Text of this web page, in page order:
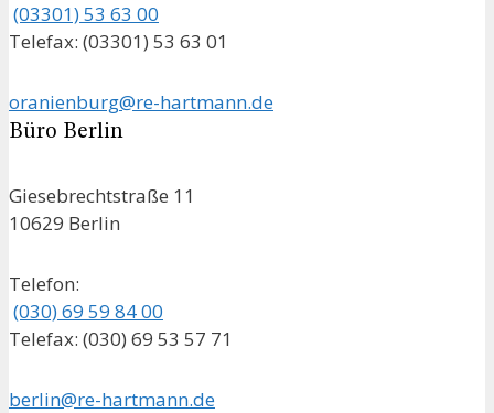
(03301) 53 63 00
Telefax: (03301) 53 63 01
oranienburg@re-hartmann.de
Büro Berlin
Giesebrechtstraße 11
10629 Berlin
Telefon:
(030) 69 59 84 00
Telefax: (030) 69 53 57 71
berlin@re-hartmann.de